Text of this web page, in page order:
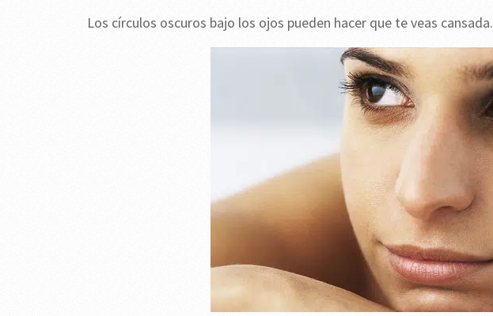
Los círculos oscuros bajo los ojos pueden hacer que te veas cansada.